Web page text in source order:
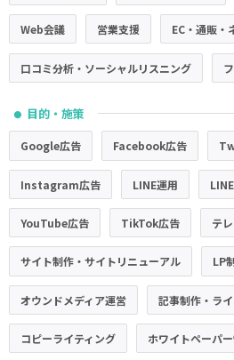
Web会議 営業支援 EC・通販・
口コミ分析・ソーシャルリスニング
● 目的・施策
Google広告 Facebook広告
Instagram広告 LINE運用
YouTube広告 TikTok広告 テ
サイト制作・サイトリニューアル LP
オウンドメディア運営 記事制作・ラ
コピーライティング ホワイトペーパ